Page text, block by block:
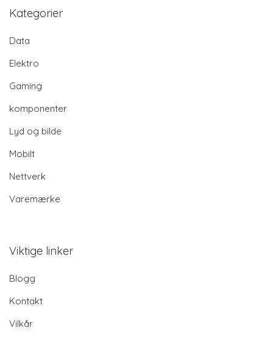
Kategorier
Data
Elektro
Gaming
komponenter
Lyd og bilde
Mobilt
Nettverk
Varemærke
Viktige linker
Blogg
Kontakt
Vilkår